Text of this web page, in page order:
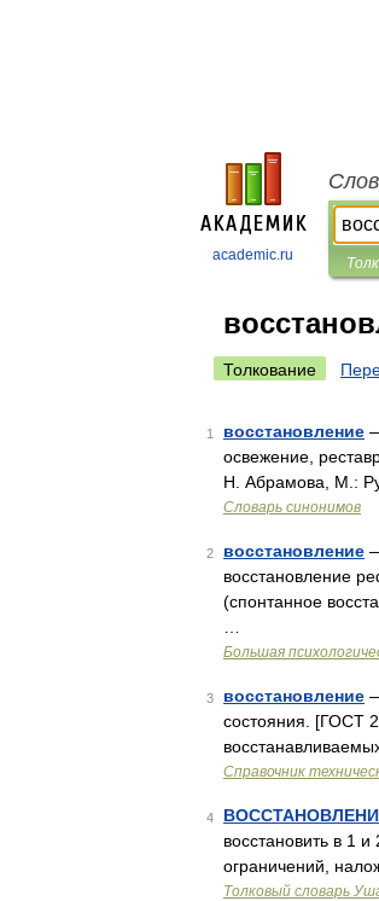
academic.ru
Толкование
1 восстановление
освежение,
Н. Абрамова, М.:
Словарь синонимов
2 восстановление
восстановление
(спонтанное
Большая
3 восстановление
состояния. [ГОСТ
Справочник
4
восстановить в 1
ограничений,
Толковый словарь